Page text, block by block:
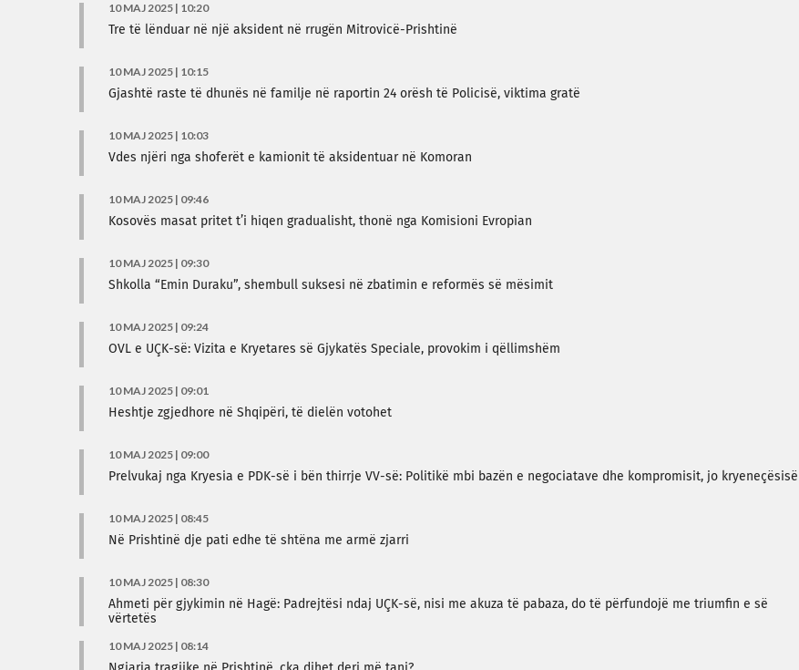
10 MAJ 2025 | 10:20
Tre të lënduar në një aksident në rrugën Mitrovicë-Prishtinë
10 MAJ 2025 | 10:15
Gjashtë raste të dhunës në familje në raportin 24 orësh të Policisë, viktima gratë
10 MAJ 2025 | 10:03
Vdes njëri nga shoferët e kamionit të aksidentuar në Komoran
10 MAJ 2025 | 09:46
Kosovës masat pritet t’i hiqen gradualisht, thonë nga Komisioni Evropian
10 MAJ 2025 | 09:30
Shkolla “Emin Duraku”, shembull suksesi në zbatimin e reformës së mësimit
10 MAJ 2025 | 09:24
OVL e UÇK-së: Vizita e Kryetares së Gjykatës Speciale, provokim i qëllimshëm
10 MAJ 2025 | 09:01
Heshtje zgjedhore në Shqipëri, të dielën votohet
10 MAJ 2025 | 09:00
Prelvukaj nga Kryesia e PDK-së i bën thirrje VV-së: Politikë mbi bazën e negociatave dhe kompromisit, jo kryeneçësisë
10 MAJ 2025 | 08:45
Në Prishtinë dje pati edhe të shtëna me armë zjarri
10 MAJ 2025 | 08:30
Ahmeti për gjykimin në Hagë: Padrejtësi ndaj UÇK-së, nisi me akuza të pabaza, do të përfundojë me triumfin e së
vërtetës
10 MAJ 2025 | 08:14